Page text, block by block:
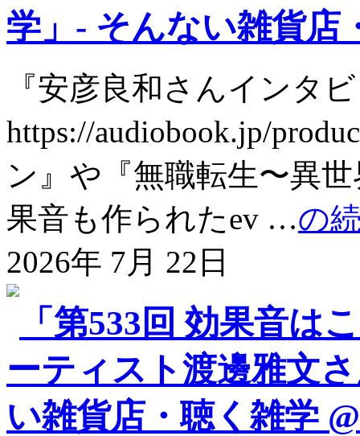
学」- そんない雑貨店
『安彦良和さんインタ
https://audiobook.jp/
ン』や『無職転生〜異
果音も作られたev …の
2026年 7月 22日
「第533回 効果音は
ーティスト渡邊雅文
い雑貨店・聴く雑学